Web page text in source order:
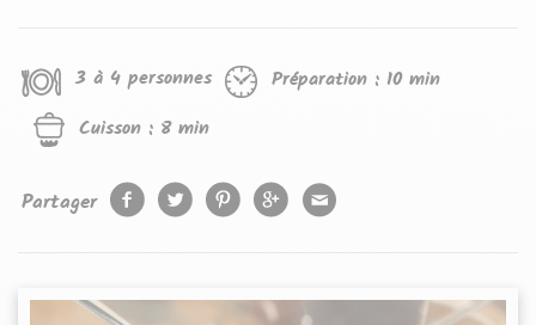
3 à 4 personnes Préparation : 10 min
Cuisson : 8 min
Partager